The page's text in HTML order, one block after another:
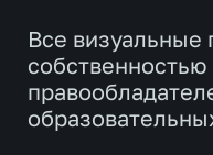
Все визуальные
собственностью